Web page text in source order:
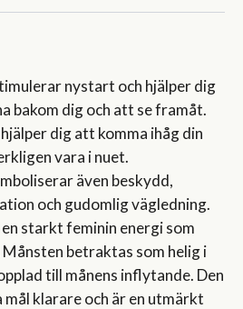
nystart och hjälper dig
bakom dig och att se framåt.
dig att komma ihåg din
vara i nuet.
även beskydd,
och gudomlig vägledning.
starkt feminin energi som
betraktas som helig i
till månens inflytande. Den
mål klarare och är en utmärkt